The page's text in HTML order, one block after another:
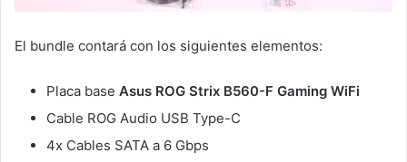
El bundle contará con los siguientes elementos:
Placa base Asus ROG Strix B560-F Gaming WiFi
Cable ROG Audio USB Type-C
4x Cables SATA a 6 Gbps